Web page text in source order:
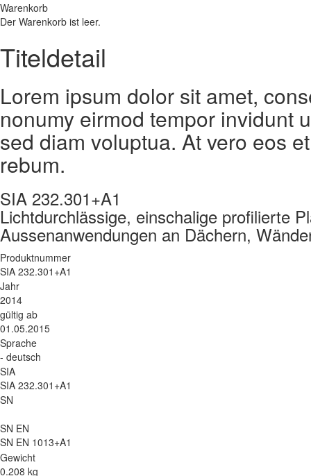
Warenkorb
Der Warenkorb ist leer.
Titeldetail
Lorem ipsum dolor sit amet,
nonumy eirmod tempor invidunt
sed diam voluptua. At vero eos
rebum.
SIA 232.301+A1
Lichtdurchlässige, einschalige profilierte
Aussenanwendungen an Dächern,
Produktnummer
SIA 232.301+A1
Jahr
2014
gültig ab
01.05.2015
Sprache
- deutsch
SIA
SIA 232.301+A1
SN
SN EN
SN EN 1013+A1
Gewicht
0.208 kg